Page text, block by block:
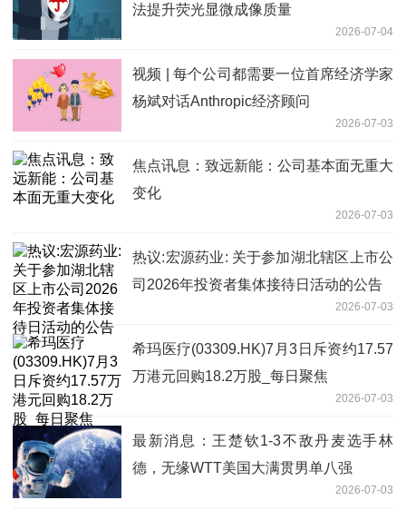
法提升荧光显微成像质量
2026-07-04
视频 | 每个公司都需要一位首席经济学家
杨斌对话Anthropic经济顾问
2026-07-03
焦点讯息：致远新能：公司基本面无重大
变化
2026-07-03
热议:宏源药业: 关于参加湖北辖区上市公
司2026年投资者集体接待日活动的公告
2026-07-03
希玛医疗(03309.HK)7月3日斥资约17.57
万港元回购18.2万股_每日聚焦
2026-07-03
最新消息：王楚钦1-3不敌丹麦选手林
德，无缘WTT美国大满贯男单八强
2026-07-03